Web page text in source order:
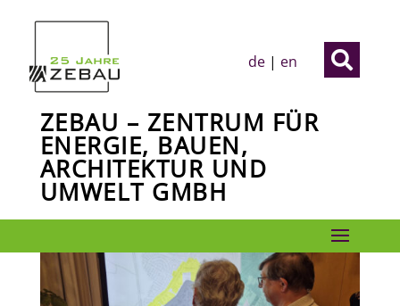

de | en
ZEBAU – ZENTRUM FÜR
ENERGIE, BAUEN,
ARCHITEKTUR UND
UMWELT GMBH